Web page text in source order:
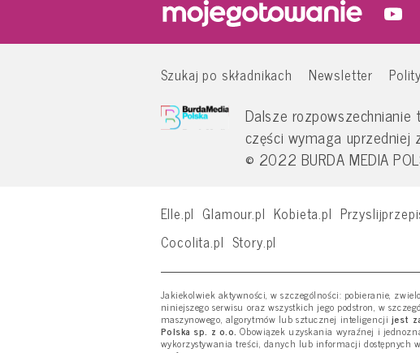
Szukaj po składnikach Newsletter
Dalsze
części wymaga uprzedniej
© 2022 BURDA MEDIA
Elle.pl Glamour.pl Kobieta.pl
Cocolita.pl Story.pl
Jakiekolwiek aktywności, w szczególności: pobieranie,
niniejszego serwisu oraz wszystkich jego podstron, w
maszynowego, algorytmów lub sztucznej inteligencji jest
Polska sp. z o.o. Obowiązek uzyskania wyraźnej i
wykorzystywania treści, danych lub informacji dostępnych